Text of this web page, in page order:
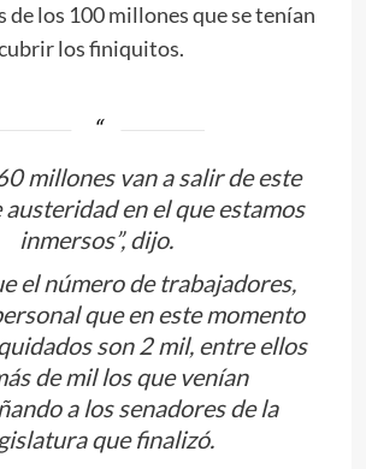
de los 100 millones que se tenían
los finiquitos.
millones van a salir de este
austeridad en el que estamos
inmersos”, dijo.
el número de trabajadores,
que en este momento
son 2 mil, entre ellos
de mil los que venían
a los senadores de la
que finalizó.